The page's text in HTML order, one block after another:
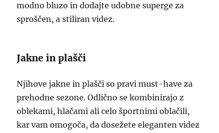
modno bluzo in dodajte udobne superge za
sproščen, a stiliran videz.
Jakne in plašči
Njihove jakne in plašči so pravi must-have za
prehodne sezone. Odlično se kombinirajo z
oblekami, hlačami ali celo športnimi oblačili,
kar vam omogoča, da dosežete eleganten videz